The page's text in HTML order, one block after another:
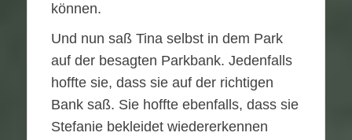
können.
Und nun saß Tina selbst in dem Park
auf der besagten Parkbank. Jedenfalls
hoffte sie, dass sie auf der richtigen
Bank saß. Sie hoffte ebenfalls, dass sie
Stefanie bekleidet wiedererkennen